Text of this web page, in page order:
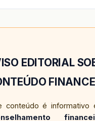
EDITORIAL
conteúdo é informativo